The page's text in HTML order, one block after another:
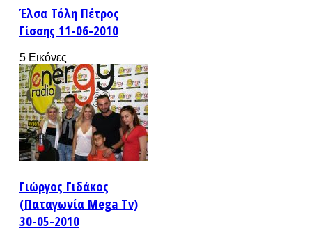
Έλσα Τόλη Πέτρος
Γίσσης 11-06-2010
5 Εικόνες
Γιώργος Γιδάκος
(Παταγωνία Mega Tv)
30-05-2010